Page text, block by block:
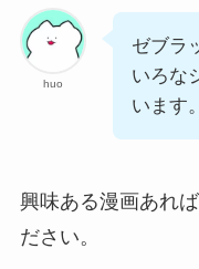
huo
ゼブラ
いろな
います。
興味ある漫画あれ
ださい。